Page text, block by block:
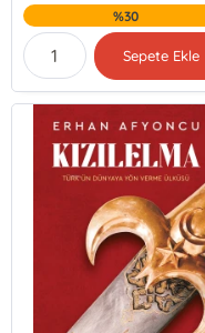
%30
Sepete Ekle